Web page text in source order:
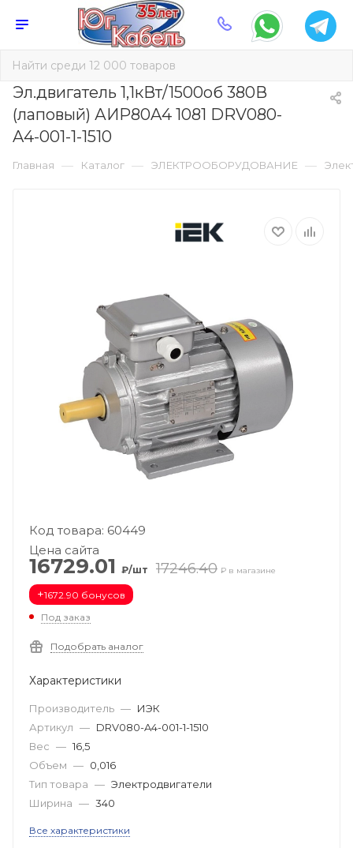
Эл.двигатель 1,1кВт/1500об 380В
(лаповый) АИР80A4 1081 DRV080-
A4-001-1-1510
Главная — Каталог — ЭЛЕКТРООБОРУДОВАНИЕ —
Код товара: 60449
Цена сайта
16729.01 ₽/шт 17246.40 ₽ в магазине
+1672.90 бонусов
Под заказ
Подобрать аналог
Характеристики
Производитель — ИЭК
Артикул — DRV080-A4-001-1-1510
Вес — 16,5
Объем — 0,016
Тип товара — Электродвигатели
Ширина — 340
Все характеристики